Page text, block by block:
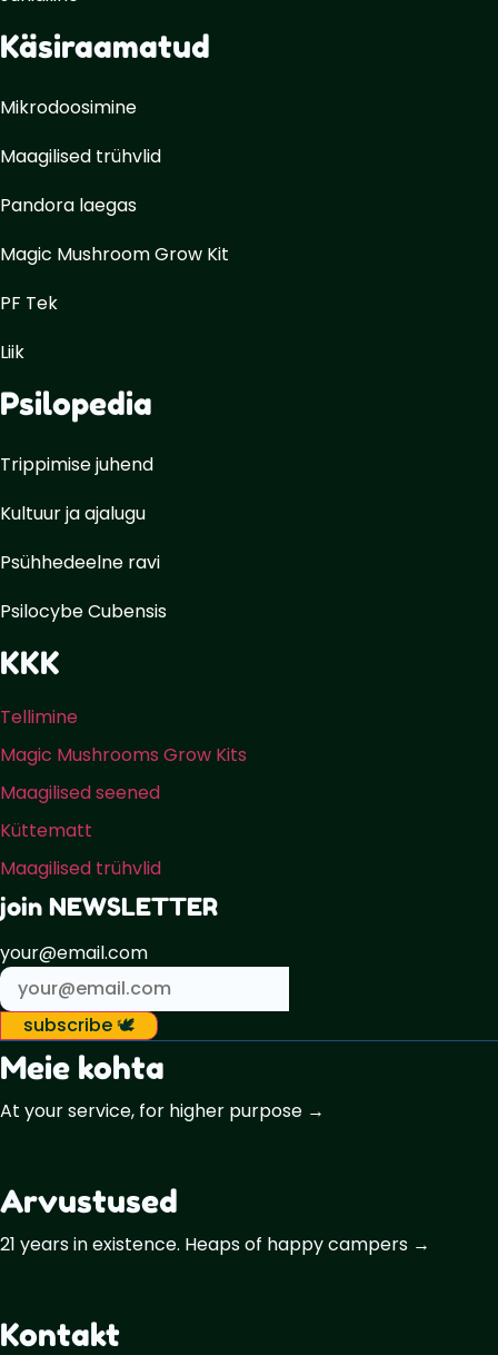
Käsiraamatud
Mikrodoosimine
Maagilised trühvlid
Pandora laegas
Magic Mushroom Grow Kit
PF Tek
Liik
Psilopedia
Trippimise juhend
Kultuur ja ajalugu
Psühhedeelne ravi
Psilocybe Cubensis
KKK
Tellimine
Magic Mushrooms Grow Kits
Maagilised seened
Küttematt
Maagilised trühvlid
join NEWSLETTER
your@email.com
subscribe 🕊️
Meie kohta
At your service, for higher purpose →
Arvustused
21 years in existence. Heaps of happy campers →
Kontakt